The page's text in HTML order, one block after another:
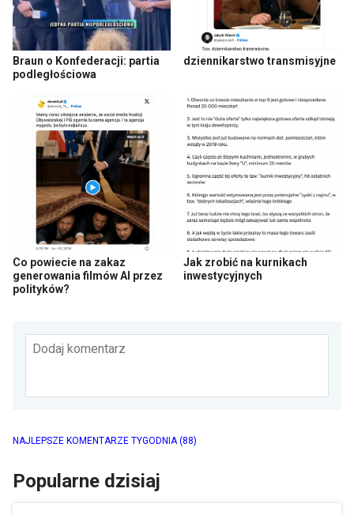
Braun o Konfederacji: partia
podległościowa
dziennikarstwo transmisyjne
Co powiecie na zakaz
generowania filmów AI przez
polityków?
Jak zrobić na kurnikach
inwestycyjnych
Dodaj komentarz
NAJLEPSZE KOMENTARZE TYGODNIA(88)
Popularne dzisiaj